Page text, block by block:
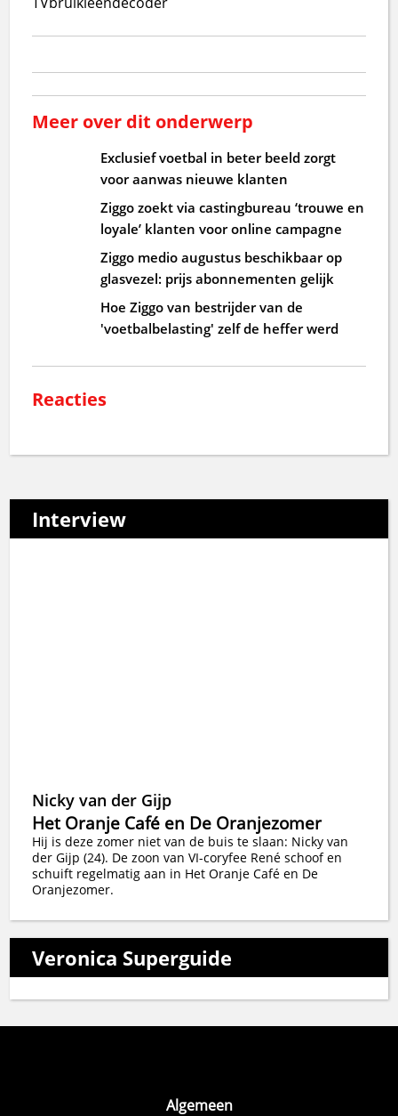
Meer over dit onderwerp
Exclusief voetbal in beter beeld zorgt
voor aanwas nieuwe klanten
Ziggo zoekt via castingbureau ‘trouwe en
loyale’ klanten voor online campagne
Ziggo medio augustus beschikbaar op
glasvezel: prijs abonnementen gelijk
Hoe Ziggo van bestrijder van de
'voetbalbelasting' zelf de heffer werd
Reacties
Interview
Nicky van der Gijp
Het Oranje Café en De Oranjezomer
Hij is deze zomer niet van de buis te slaan: Nicky van
der Gijp (24). De zoon van VI-coryfee René schoof en
schuift regelmatig aan in Het Oranje Café en De
Oranjezomer.
Veronica Superguide
Algemeen